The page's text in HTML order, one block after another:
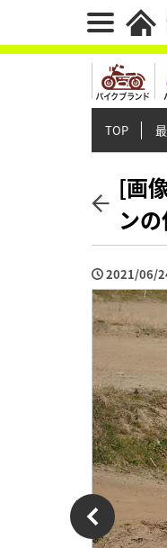
TOP
[画
ン
2021/06/